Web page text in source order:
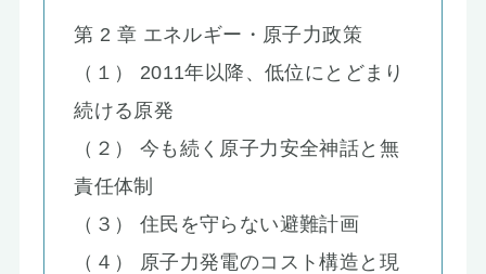
第 2 章 エネルギー・原子力政策
（１） 2011年以降、低位にとどまり
続ける原発
（２） 今も続く原子力安全神話と無
責任体制
（３） 住民を守らない避難計画
（４） 原子力発電のコスト構造と現